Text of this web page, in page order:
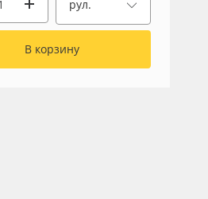
рул.
В корзину